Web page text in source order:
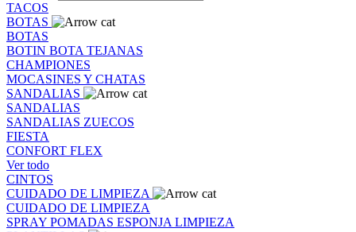
TACOS
BOTAS
BOTAS
BOTIN BOTA TEJANAS
CHAMPIONES
MOCASINES Y CHATAS
SANDALIAS
SANDALIAS
SANDALIAS ZUECOS
FIESTA
CONFORT FLEX
Ver todo
CINTOS
CUIDADO DE LIMPIEZA
CUIDADO DE LIMPIEZA
SPRAY POMADAS ESPONJA LIMPIEZA